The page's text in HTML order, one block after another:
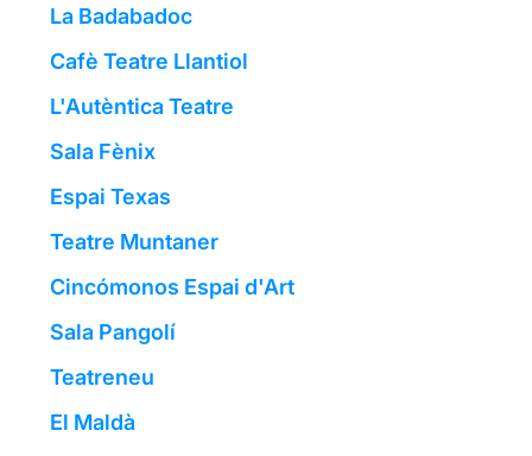
La Badabadoc
Cafè Teatre Llantiol
L'Autèntica Teatre
Sala Fènix
Espai Texas
Teatre Muntaner
Cincómonos Espai d'Art
Sala Pangolí
Teatreneu
El Maldà